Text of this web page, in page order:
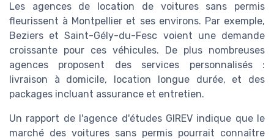
Les agences de location de voitures sans permis
fleurissent à Montpellier et ses environs. Par exemple,
Beziers et Saint-Gély-du-Fesc voient une demande
croissante pour ces véhicules. De plus nombreuses
agences proposent des services personnalisés :
livraison à domicile, location longue durée, et des
packages incluant assurance et entretien.
Un rapport de l'agence d'études GIREV indique que le
marché des voitures sans permis pourrait connaître